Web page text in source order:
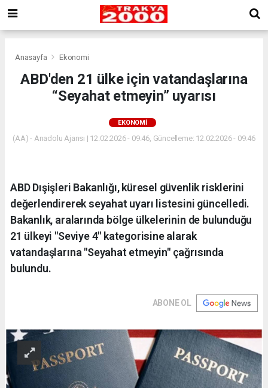
Anasayfa Ekonomi
ABD'den 21 ülke için vatandaşlarına
“Seyahat etmeyin” uyarısı
EKONOMI
(AA) - Anadolu Ajansı | 12.02.2026 - 09:46, Güncelleme: 12.02.2026 - 09:46
ABD Dışişleri Bakanlığı, küresel güvenlik risklerini
değerlendirerek seyahat uyarı listesini güncelledi.
Bakanlık, aralarında bölge ülkelerinin de bulunduğu
21 ülkeyi "Seviye 4" kategorisine alarak
vatandaşlarına "Seyahat etmeyin" çağrısında
bulundu.
ABONE OL